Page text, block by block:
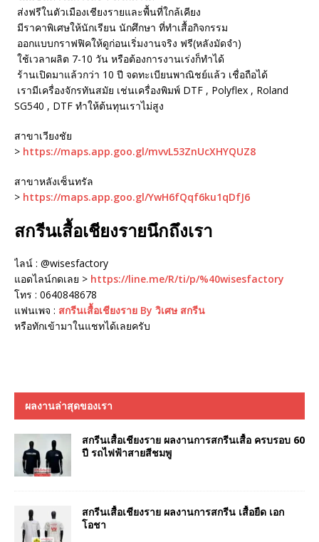
ส่งฟรีในตัวเมืองเชียงรายและพื้นที่ใกล้เคียง
มีราคาพิเศษให้นักเรียน นักศึกษา ที่ทำเสื้อกิจกรรม
ออกแบบกราฟฟิคให้ดูก่อนเริ่มงานจริง ฟรี(หลังมัดจำ)
ใช้เวลาผลิต 7-10 วัน หรือต้องการงานเร่งก็ทำได้
ร้านเปิดมาแล้วกว่า 10 ปี จดทะเบียนพาณิชย์แล้ว เชื่อถือได้
เรามีเครื่องจักรทันสมัย เช่นเครื่องพิมพ์ DTF , Polyflex , Roland
SG540 , DTF ทำให้ต้นทุนเราไม่สูง
สาขาเวียงชัย
> https://maps.app.goo.gl/mvvL53ZnUcXHYQUZ8
สาขาหลังเซ็นทรัล
> https://maps.app.goo.gl/YwH6fQqf6ku1qDfJ6
สกรีนเสื้อเชียงรายนึกถึงเรา
ไลน์ : @wisesfactory
แอดไลน์กดเลย > https://line.me/R/ti/p/%40wisesfactory
โทร : 0640848678
แฟนเพจ : สกรีนเสื้อเชียงราย By วิเศษ สกรีน
หรือทักเข้ามาในแชทได้เลยครับ
ผลงานล่าสุดของเรา
สกรีนเสื้อเชียงราย ผลงานการสกรีนเสื้อ ครบรอบ 60
ปี รถไฟฟ้าสายสีชมพู
สกรีนเสื้อเชียงราย ผลงานการสกรีน เสื้อยืด เอก
โอชา